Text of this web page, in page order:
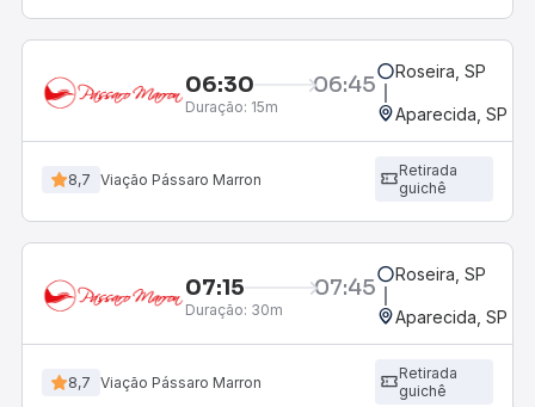
06:30 06:45
Duração: 15m
Roseira, SP
Aparecida, SP -
8,7 Viação Pássaro Marron
Retirada
guichê
07:15 07:45
Duração: 30m
Roseira, SP
Aparecida, SP -
8,7 Viação Pássaro Marron
Retirada
guichê